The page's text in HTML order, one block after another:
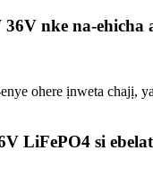
nke na-
ohere ịnweta chajị,
LiFePO4 si